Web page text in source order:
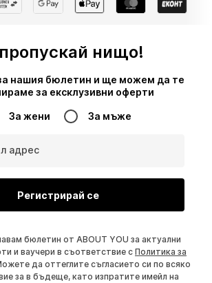
нищо!
нашия бюлетин и ще можем да те
за ексклузивни оферти
За жени За мъже
адрес
Регистрирай се
бюлетин от ABOUT YOU за актуални
и ваучери в съответствие с Политика за
да оттеглите съгласието си по всяко
за в бъдеще, като изпратите имейл на